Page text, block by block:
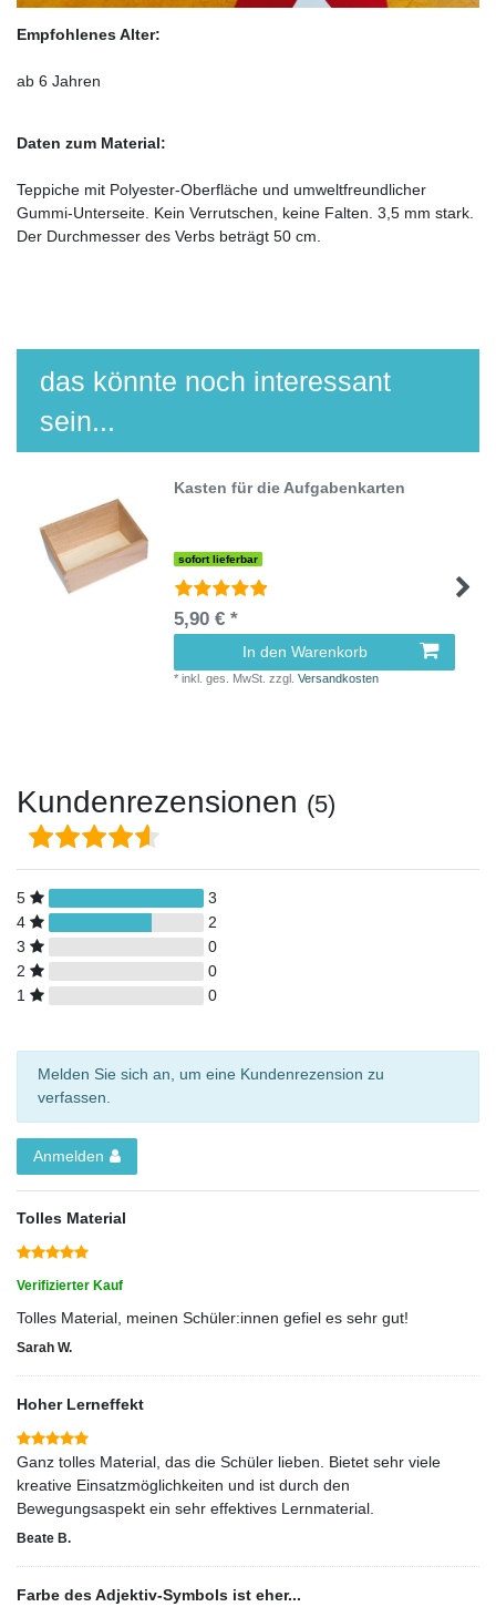
Empfohlenes Alter:
ab 6 Jahren
Daten zum Material:
Teppiche mit Polyester-Oberfläche und umweltfreundlicher
Gummi-Unterseite. Kein Verrutschen, keine Falten. 3,5 mm stark.
Der Durchmesser des Verbs beträgt 50 cm.
das könnte noch interessant
sein...
Kasten für die Aufgabenkarten
sofort lieferbar
5,90 € *
In den Warenkorb
*inkl. ges. MwSt. zzgl.Versandkosten
Kundenrezensionen (5)
5
3
4
2
3
0
2
0
1
0
Melden Sie sich an, um eine Kundenrezension zu
verfassen.
Anmelden
Tolles Material
Verifizierter Kauf
Tolles Material, meinen Schüler:innen gefiel es sehr gut!
Sarah W.
Hoher Lerneffekt
Ganz tolles Material, das die Schüler lieben. Bietet sehr viele
kreative Einsatzmöglichkeiten und ist durch den
Bewegungsaspekt ein sehr effektives Lernmaterial.
Beate B.
Farbe des Adjektiv-Symbols ist eher...